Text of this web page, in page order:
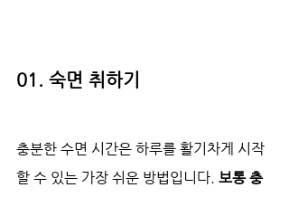
01. 숙면 취하기
충분한 수면 시간은 하루를 활기차게 시작
할 수 있는 가장 쉬운 방법입니다. 보통 충